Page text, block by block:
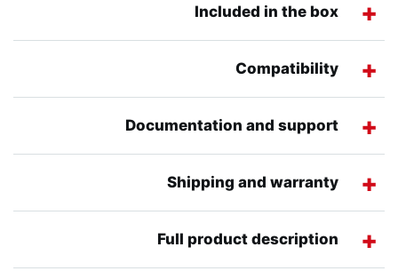
Included in the box
Compatibility
Documentation and support
Shipping and warranty
Full product description